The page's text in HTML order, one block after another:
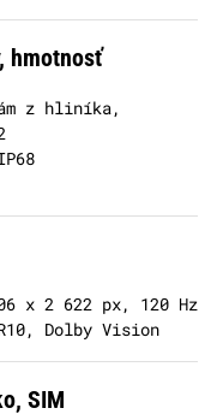
hmotnosť
z hliníka,
x 2 622 px, 120 Hz
Dolby Vision
SIM